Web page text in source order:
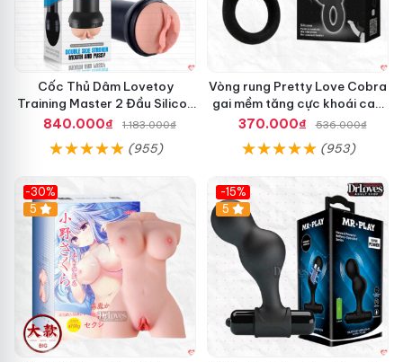
Cốc Thủ Dâm Lovetoy
Training Master 2 Đầu Silicon
Mềm Mại Tiện Lợi
840.000₫ 1.183.000₫
(955)
Vòng rung Pretty Love Cobra
gai mềm tăng cực khoái cao
cấp chính hãng
370.000₫ 536.000₫
(953)
-30%
Hot
5
-15%
Hot
5